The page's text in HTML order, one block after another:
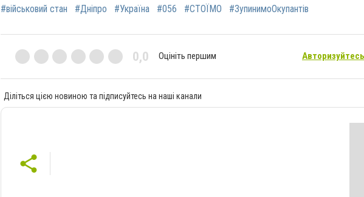
#військовий стан #Дніпро #Україна #056 #СТОЇМО #ЗупинимоОкупантів
0,0 Оцініть першим Авторизуйтесь
Діліться цією новиною та підписуйтесь на наші канали